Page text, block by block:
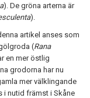
). De gröna arterna är
).
artikel anses som
(Rana
en mer östlig
grodorna har nu
mer välklingande
i nutid främst i Skåne